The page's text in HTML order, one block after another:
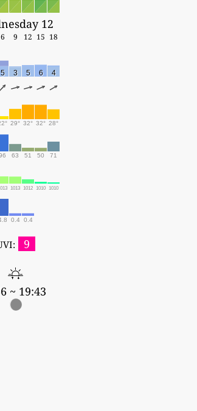
12
6 9 12 15 18
5 3 5 6 4
29° 32° 32° 28°
63 51 50 71
1013 1012 1010 1010
0.4 0.4
9
~ 19:43